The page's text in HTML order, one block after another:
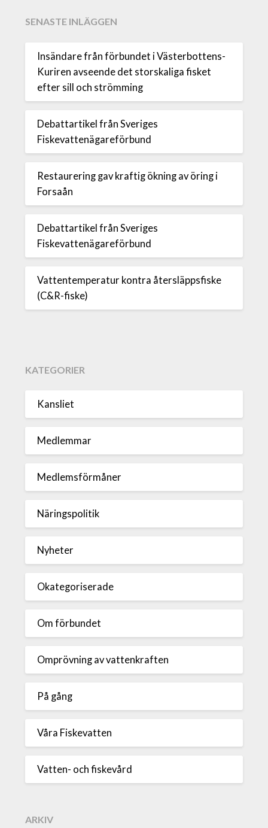
SENASTE INLÄGGEN
Insändare från förbundet i Västerbottens-
Kuriren avseende det storskaliga fisket
efter sill och strömming
Debattartikel från Sveriges
Fiskevattenägareförbund
Restaurering gav kraftig ökning av öring i
Forsaån
Debattartikel från Sveriges
Fiskevattenägareförbund
Vattentemperatur kontra återsläppsfiske
(C&R-fiske)
KATEGORIER
Kansliet
Medlemmar
Medlemsförmåner
Näringspolitik
Nyheter
Okategoriserade
Om förbundet
Omprövning av vattenkraften
På gång
Våra Fiskevatten
Vatten- och fiskevård
ARKIV